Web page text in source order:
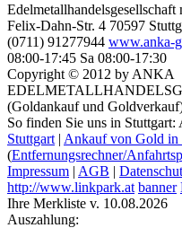
Edelmetallhandelsgesellschaft
Felix-Dahn-Str. 4 70597
(0711) 91277944 www.anka-
08:00-17:45 Sa 08:00-17:30
Copyright © 2012 by ANKA
(Goldankauf und
So finden Sie uns in Stuttgart:
Stuttgart | Ankauf von Gold in
(Entfernungsrechner/
Impressum | AGB |
http://www.linkpark.at banner
Ihre Merkliste v. 10.08.2026
Auszahlung: